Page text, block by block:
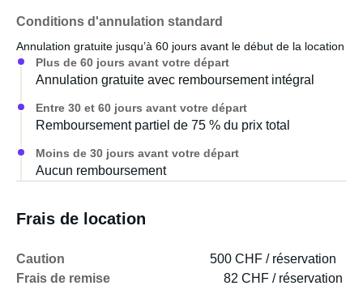
Conditions d'annulation standard
Annulation gratuite jusqu’à 60 jours avant le début de la location
Plus de 60 jours avant votre départ
Annulation gratuite avec remboursement intégral
Entre 30 et 60 jours avant votre départ
Remboursement partiel de 75 % du prix total
Moins de 30 jours avant votre départ
Aucun remboursement
Frais de location
Caution
500 CHF / réservation
Frais de remise
82 CHF / réservation